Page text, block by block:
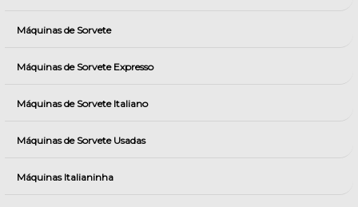
Máquinas de Sorvete
Máquinas de Sorvete Expresso
Máquinas de Sorvete Italiano
Máquinas de Sorvete Usadas
Máquinas Italianinha